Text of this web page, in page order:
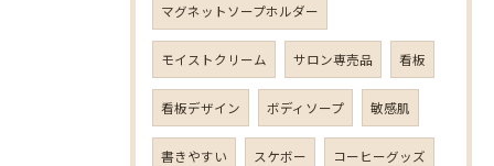
マグネットソープホルダー
モイストクリーム サロン専売品 看板
看板デザイン ボディソープ 敏感肌
書きやすい スケボー コーヒーグッズ